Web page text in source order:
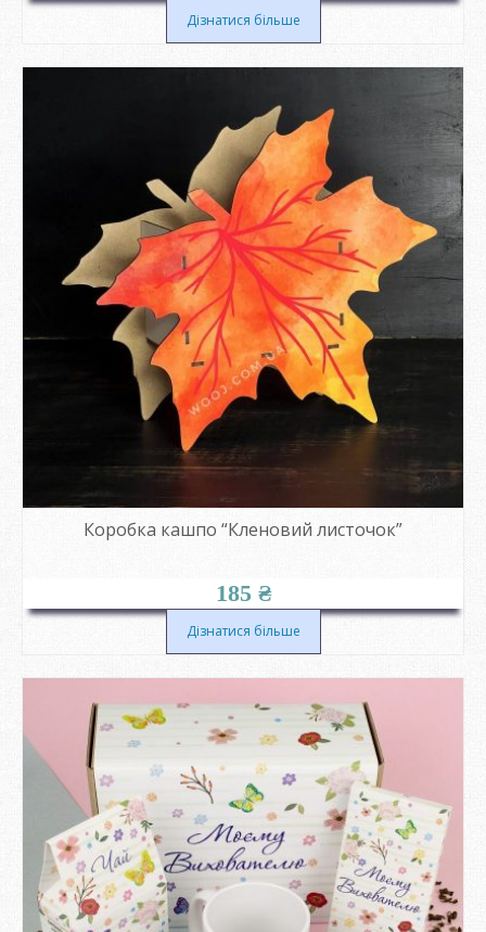
Дізнатися більше
Коробка кашпо “Кленовий листочок”
185 ₴
Дізнатися більше